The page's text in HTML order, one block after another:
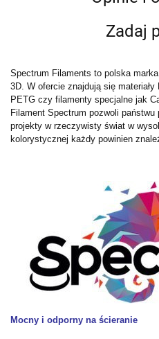
Zadaj
Spectrum Filaments to polska
3D. W ofercie znajdują się
PETG czy filamenty specjalne jak
Filament Spectrum pozwoli
projekty w rzeczywisty świat w
kolorystycznej każdy powinien
Mocny i odporny na ścieranie